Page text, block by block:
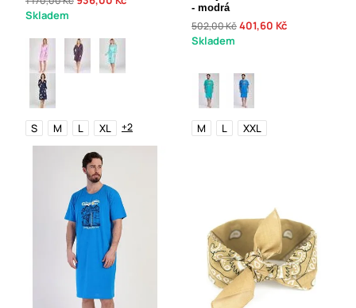
Skladem
S M L XL +2
- modrá
502,00 Kč401,60 Kč
Skladem
M L XXL